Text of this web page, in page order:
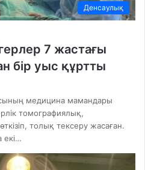
Денсаулық
7 жастағы
бір уыс құртты
медицина мамандары
томографиялық,
толық тексеру жасаған.
екі…